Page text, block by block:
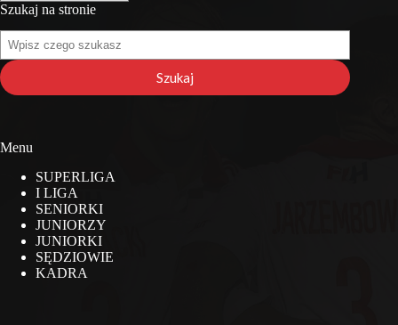
Szukaj na stronie
Szukaj
na
stronie
Szukaj
Menu
SUPERLIGA
I LIGA
SENIORKI
JUNIORZY
JUNIORKI
SĘDZIOWIE
KADRA